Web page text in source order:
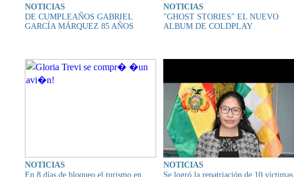
NOTICIAS
DE CUMPLEAÑOS GABRIEL
GARCÍA MÁRQUEZ 85 AÑOS
NOTICIAS
"GHOST STORIES" EL NUEVO
ALBUM DE COLDPLAY
NOTICIAS
En 8 días de bloqueo el turismo en
NOTICIAS
Se logró la repatriación de 10 víctimas